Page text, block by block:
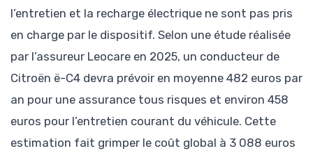
l’entretien et la recharge électrique ne sont pas pris
en charge par le dispositif. Selon une étude réalisée
par l’assureur Leocare en 2025, un conducteur de
Citroën ë-C4 devra prévoir en moyenne 482 euros par
an pour une assurance tous risques et environ 458
euros pour l’entretien courant du véhicule. Cette
estimation fait grimper le coût global à 3 088 euros